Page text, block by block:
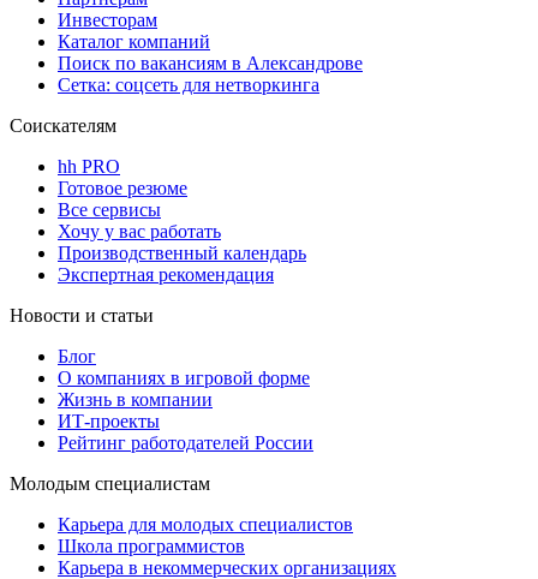
Инвесторам
Каталог компаний
Поиск по вакансиям в Александрове
Сетка: соцсеть для нетворкинга
Соискателям
hh PRO
Готовое резюме
Все сервисы
Хочу у вас работать
Производственный календарь
Экспертная рекомендация
Новости и статьи
Блог
О компаниях в игровой форме
Жизнь в компании
ИТ-проекты
Рейтинг работодателей России
Молодым специалистам
Карьера для молодых специалистов
Школа программистов
Карьера в некоммерческих организациях